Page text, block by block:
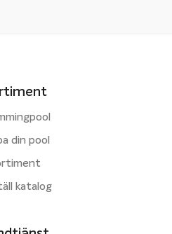
din pool
katalog